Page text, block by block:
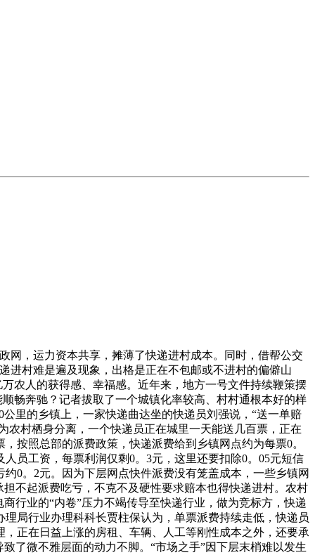
，运力资本共享，摊薄了快递进村成本。同时，借帮公交
进村难是遍及现象，出格是正在不包邮或不进村的偏僻山
农人的获得感、幸福感。近年来，地方一号文件持续鞭策摆
畅奔驰？记者拔取了一个城镇化率较高、村村通根本好的样
里的乡镇上，一家快递曲达坐的快递员刘强说，“送一单赔
村栖身分离，一个快递员正在城里一天能送几百票，正在
按照总部的派费政策，快递派费给到乡镇网点约为每票0。
员工资，每票利润仅剩0。3元，这里还要扣除0。05元短信
0。2元。因为下层网点快件派费没有笼盖成本，一些乡镇网
不起派费吃亏，不克不及硬性要求赔本也得快递进村。农村
行业的“内卷”压力不竭传导至快递行业，做为竞标方，快递
局行业办理科科长贾柱保认为，单票派费持续走低，快递员
正在日益上涨的房租、车辆、人工等刚性成本之外，还要承
了微不雅层面的动力不脚。“市场之手”因下层末梢难以发生